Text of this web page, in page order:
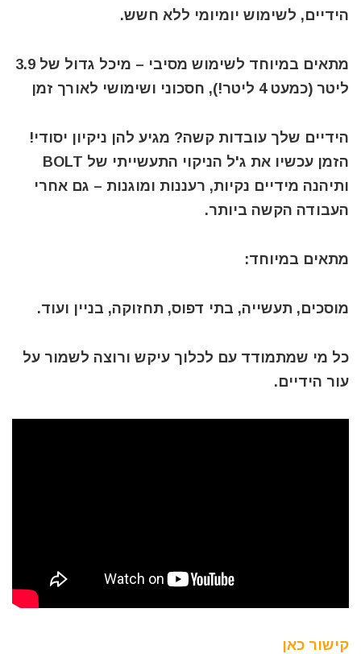
הידיים, לשימוש יומיומי ללא חשש.
מתאים במיוחד לשימוש מסיבי – מיכל גדול של 3.9
ליטר (כמעט 4 ליטר!), חסכוני ושימושי לאורך זמן
הידיים שלך עובדות קשה? מגיע להן ניקיון יסודי!
הזמן עכשיו את ג'ל הניקוי התעשייתי של BOLT
ותיהנה מידיים נקיות, רעננות ומוגנות – גם אחרי
העבודה הקשה ביותר.
מתאים במיוחד:
מוסכים, תעשייה, בתי דפוס, תחזוקה, בניין ועוד.
כל מי שמתמודד עם לכלוך עיקש ורוצה לשמור על
עור הידיים.
קישור כאן